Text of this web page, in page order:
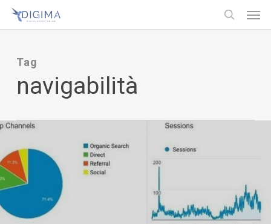
Skip
to
content
search
Tag
navigabilità
Menu